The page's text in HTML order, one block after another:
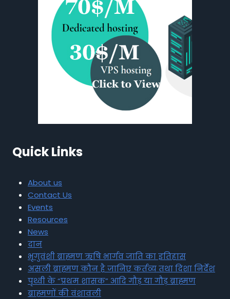
Quick Links
About us
Contact Us
Events
Resources
News
दान
भृगुवंशी ब्राह्मण ऋषि भार्गव जाति का इतिहास
असली ब्राह्मण कौन है जानिए कर्तव्य तथा दिशा निर्देश
पृथ्वी के “प्रथम शासक” आदि गौड़ या गौड़ ब्राह्मण
ब्राह्मणों की वंशावली